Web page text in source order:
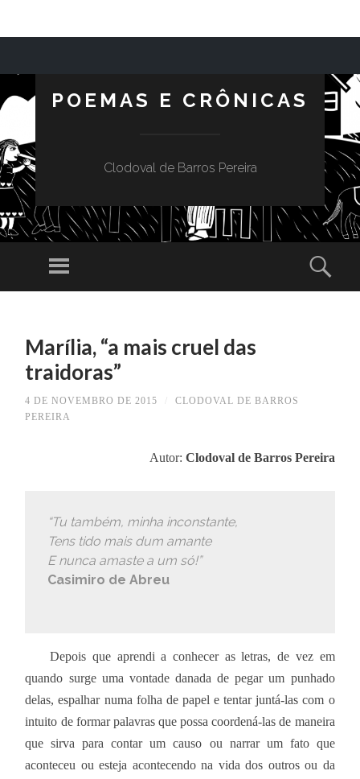
POEMAS E CRÔNICAS
Clodoval de Barros Pereira
Menu
Marília, “a mais cruel das
traidoras”
4 DE NOVEMBRO DE 2015
CLODOVAL DE BARROS
PEREIRA
Autor: Clodoval de Barros Pereira
“Tu também, minha inconstante,
Tens tido mais dum amante
E nunca amaste a um só!”
Casimiro de Abreu
Depois que aprendi a conhecer as letras, de vez em
quando surge uma vontade danada de pegar um punhado
delas, espalhar numa folha de papel e tentar juntá-las com o
intuito de formar palavras que possa coordená-las de maneira
que sirva para contar um causo ou narrar um fato que
aconteceu ou esteja acontecendo na vida dos outros ou da